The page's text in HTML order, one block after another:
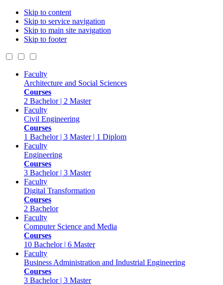
Skip to content
Skip to service navigation
Skip to main site navigation
Skip to footer
Faculty
Architecture and Social Sciences
Courses
2 Bachelor | 2 Master
Faculty
Civil Engineering
Courses
1 Bachelor | 3 Master | 1 Diplom
Faculty
Engineering
Courses
3 Bachelor | 3 Master
Faculty
Digital Transformation
Courses
2 Bachelor
Faculty
Computer Science and Media
Courses
10 Bachelor | 6 Master
Faculty
Business Administration and Industrial Engineering
Courses
3 Bachelor | 3 Master